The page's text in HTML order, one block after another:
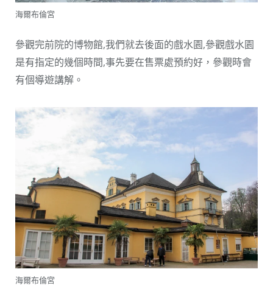
海爾布倫宮
參觀完前院的博物館,我們就去後面的戲水園,參觀戲水園
是有指定的幾個時間,事先要在售票處預約好，參觀時會
有個導遊講解。
海爾布倫宮